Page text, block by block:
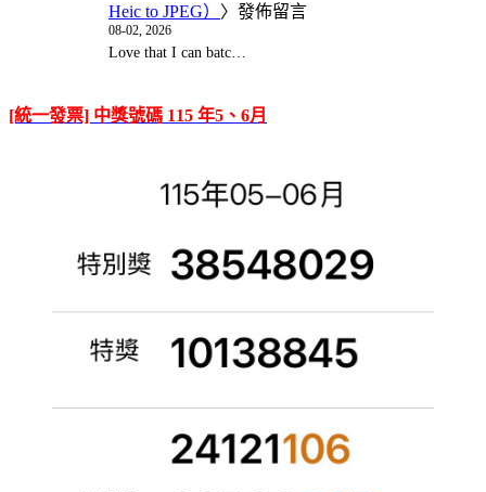
Heic to JPEG） 〉發佈留言
08-02, 2026
Love that I can batc…
[統一發票] 中獎號碼 115 年5、6月